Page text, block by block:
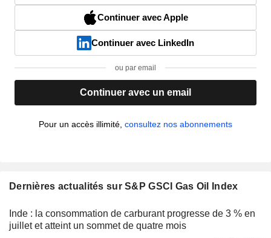
Continuer avec Apple
Continuer avec LinkedIn
ou par email
Continuer avec un email
Pour un accès illimité, consultez nos abonnements
Dernières actualités sur S&P GSCI Gas Oil Index
Inde : la consommation de carburant progresse de 3 % en
juillet et atteint un sommet de quatre mois